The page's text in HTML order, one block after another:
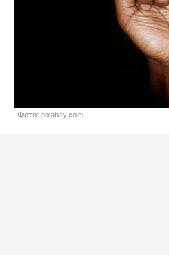
Фото: pixabay.com